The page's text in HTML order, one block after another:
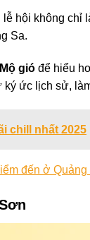
hội không
Sa.
Mộ gió để hiểu
ức lịch sử,
chill nhất 2025
đến ở Quảng